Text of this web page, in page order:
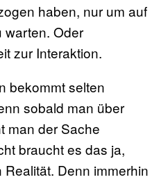
haben, nur um auf
warten. Oder
zur Interaktion.
bekommt selten
sobald man über
man der Sache
braucht es das ja,
Denn immerhin